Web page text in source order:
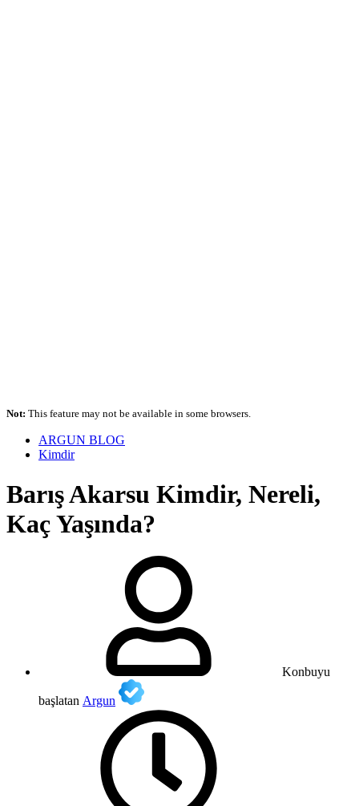
Not: This feature may not be available in some browsers.
ARGUN BLOG
Kimdir
Barış Akarsu Kimdir, Nereli,
Kaç Yaşında?
Konbuyu
başlatan Argun